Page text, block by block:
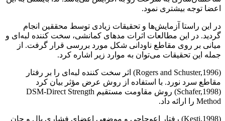
اعضا توجه بیشتری نمود.
در این راستا آزمایش‌ها و تحقیقات زیادی توسط محققین انجام
گردید. در این مطالعات اثرات مدهای کمانشی، سخت کننده لبه‌ای و
میانی بر روی مقاطع ناودانی شکل مورد بررسی قرار گرفت. از
جمله این تحقیقات می‌توان به موارد زیر اشاره کرد.
(Rogers and Schuster,1996) اثر سخت کننده لبه‌ای را بر رفتار
مقاطع سرد نورد. با استفاده از روش عرض مؤثر بیان کرد
(Schafer,1998) روش مقاومت مستقیم DSM-Direct Strength
Method را ارائه داد.
(Kesti,1998) رفتار اعوجاجی و موضعی اعضای فشاری بال و جان